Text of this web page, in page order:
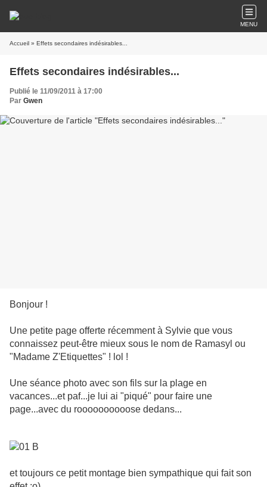
MENU
Accueil » Effets secondaires indésirables...
Effets secondaires indésirables...
Publié le 11/09/2011 à 17:00
Par Gwen
Bonjour !
Une petite page offerte récemment à Sylvie que vous
connaissez peut-être mieux sous le nom de Ramasyl ou
"Madame Z'Etiquettes" ! lol !
Une séance photo avec son fils sur la plage en
vacances...et paf...je lui ai "piqué" pour faire une
page...avec du roooooooooose dedans...
et toujours ce petit montage bien sympathique qui fait son